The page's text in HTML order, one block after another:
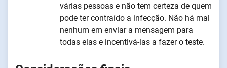
várias pessoas e não tem certeza de quem
pode ter contraído a infecção. Não há mal
nenhum em enviar a mensagem para
todas elas e incentivá-las a fazer o teste.